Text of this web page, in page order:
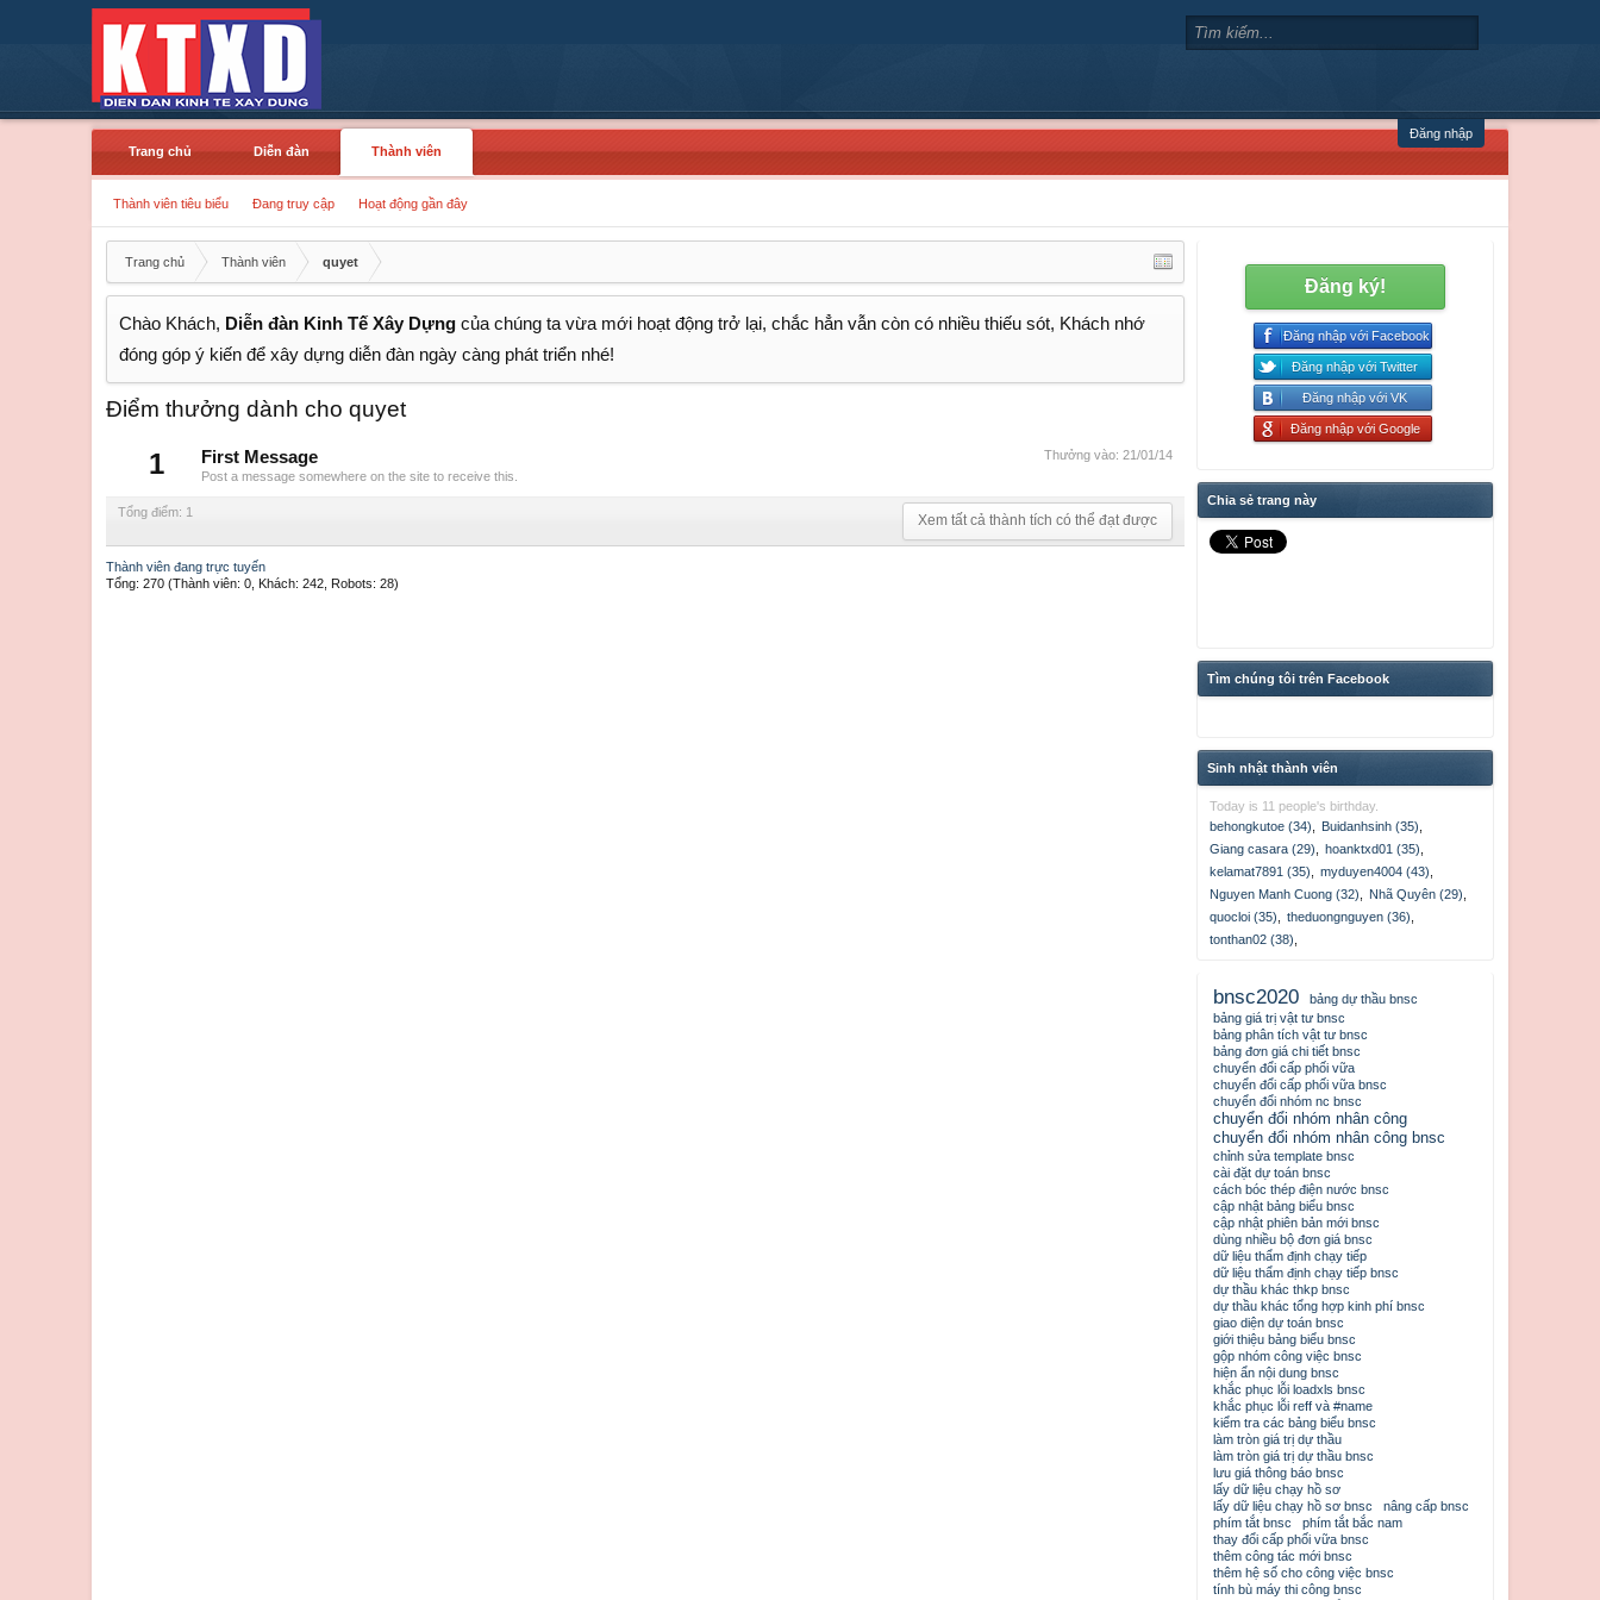
Đăng nhập
Trang chủ
Diễn đàn Thành viên
Thành viên tiêu biểu Đang truy cập Hoạt động gần đây
Trang chủ Thành viên quyet
Chào Khách, Diễn đàn Kinh Tế Xây Dựng của chúng ta vừa mới hoạt động trở lại, chắc hẳn vẫn còn có nhiều thiếu sót, Khách nhớ
đóng góp ý kiến để xây dựng diễn đàn ngày càng phát triển nhé!
Điểm thưởng dành cho quyet
1 Thưởng vào: 21/01/14
First Message
Post a message somewhere on the site to receive this.
Tổng điểm: 1 Xem tất cả thành tích có thể đạt được
Thành viên đang trực tuyến
Tổng: 270 (Thành viên: 0, Khách: 242, Robots: 28)
Đăng ký!
Đăng nhập với Facebook
Đăng nhập với Twitter
Đăng nhập với VK
Đăng nhập với Google
Chia sẻ trang này
Tìm chúng tôi trên Facebook
Sinh nhật thành viên
Today is 11 people's birthday.
behongkutoe (34)
Buidanhsinh (35)
Giang casara (29)
hoanktxd01 (35)
kelamat7891 (35)
myduyen4004 (43)
Nguyen Manh Cuong (32)
Nhã Quyên (29)
quocloi (35)
theduongnguyen (36)
tonthan02 (38)
bnsc2020
bảng dự thầu bnsc
bảng giá trị vật tư bnsc
bảng phân tích vật tư bnsc
bảng đơn giá chi tiết bnsc
chuyển đổi cấp phối vữa
chuyển đổi cấp phối vữa bnsc
chuyển đổi nhóm nc bnsc
chuyển đổi nhóm nhân công
chuyển đổi nhóm nhân công bnsc
chỉnh sửa template bnsc
cài đặt dự toán bnsc
cách bóc thép điện nước bnsc
cập nhật bảng biểu bnsc
cập nhật phiên bản mới bnsc
dùng nhiều bộ đơn giá bnsc
dữ liệu thẩm định chạy tiếp
dữ liệu thẩm định chạy tiếp bnsc
dự thầu khác thkp bnsc
dự thầu khác tổng hợp kinh phí bnsc
giao diện dự toán bnsc
giới thiệu bảng biểu bnsc
gộp nhóm công việc bnsc
hiện ẩn nội dung bnsc
khắc phục lỗi loadxls bnsc
khắc phục lỗi reff và #name
kiểm tra các bảng biểu bnsc
làm tròn giá trị dự thầu
làm tròn giá trị dự thầu bnsc
lưu giá thông báo bnsc
lấy dữ liệu chạy hồ sơ
lấy dữ liệu chạy hồ sơ bnsc
nâng cấp bnsc
phím tắt bnsc
phím tắt bắc nam
thay đổi cấp phối vữa bnsc
thêm công tác mới bnsc
thêm hệ số cho công việc bnsc
tính bù máy thi công bnsc